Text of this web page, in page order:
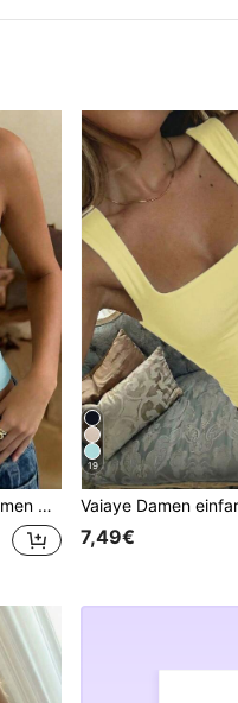
tägliche Streetwear & Strandurlaub
19
7,49€